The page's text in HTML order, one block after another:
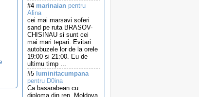
#4 marinaian pentru
Alina
cei mai marsavi soferi
sand pe ruta BRASOV-
CHISINAU si sunt cei
mai mari tepari. Evitari
autobuzele lor de la orele
19:00 si 21:00. Eu de
ultimu timp ...
#5 luminitacumpana
pentru D0ina
Ca basarabean cu
diploma din rep. Moldova